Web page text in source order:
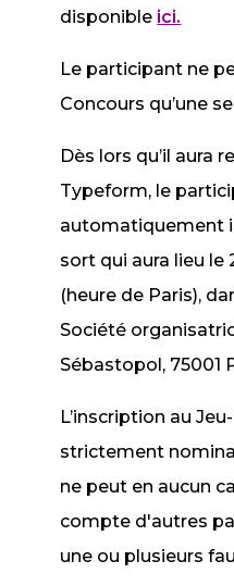
disponible ici.
Le participant ne
Concours qu’une
Dès lors qu’il aura
Typeform, le
automatiquement
sort qui aura lieu le
(heure de Paris),
Société
Sébastopol, 75001
L’inscription au
strictement
ne peut en aucun
compte d'autres
une ou plusieurs